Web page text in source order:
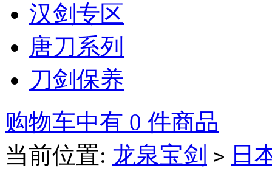
汉剑专区
唐刀系列
刀剑保养
购物车中有 0 件商品
当前位置: 龙泉宝剑 > 日